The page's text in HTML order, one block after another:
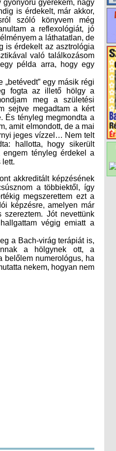
egy másik régi
fogta az illető hölgy a
meg a születési
sejtve megadtam a kért
És tényleg megmondta a
amit elmondott, de a mai
jeges vízzel… Nem telt
hallotta, hogy sikerült
tényleg érdekel a
lett.
akkreditált képzésének
a többiektől, így
megszerettem ezt a
képzésre, amelyen már
szereztem. Jót nevettünk
végig emiatt a
a Bach-virág terápiát is,
a hölgynek ott, a
belőlem numerológus, ha
nekem, hogyan nem